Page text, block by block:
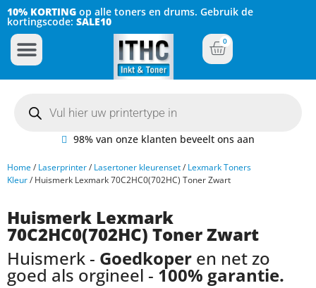
10% KORTING op alle toners en drums. Gebruik de
kortingscode: SALE10
0
98% van onze klanten beveelt ons aan
Home/ Laserprinter/ Lasertoner kleurenset/ Lexmark Toners
Kleur/ Huismerk Lexmark 70C2HC0(702HC) Toner Zwart
Huismerk Lexmark
70C2HC0(702HC) Toner Zwart
Huismerk - Goedkoper en net zo
goed als orgineel - 100% garantie.